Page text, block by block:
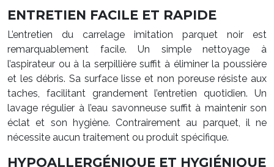
ENTRETIEN FACILE ET RAPIDE
L’entretien du carrelage imitation parquet noir est
remarquablement facile. Un simple nettoyage à
l’aspirateur ou à la serpillière suffit à éliminer la poussière
et les débris. Sa surface lisse et non poreuse résiste aux
taches, facilitant grandement l’entretien quotidien. Un
lavage régulier à l’eau savonneuse suffit à maintenir son
éclat et son hygiène. Contrairement au parquet, il ne
nécessite aucun traitement ou produit spécifique.
HYPOALLERGÉNIQUE ET HYGIÉNIQUE